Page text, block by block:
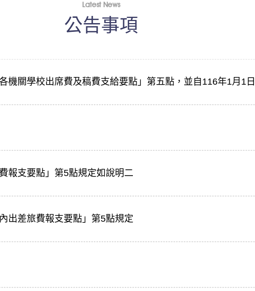
Latest News
公告事項
機關學校出席費及稿費支給要點」第五點，並自116年1月1
報支要點」第5點規定如說明二
出差旅費報支要點」第5點規定